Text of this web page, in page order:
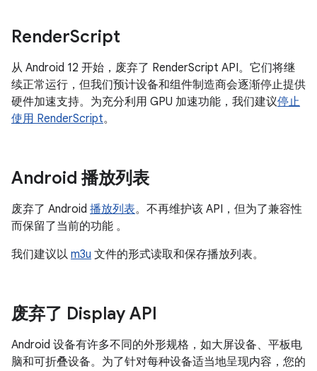
RenderScript
从 Android 12 开始，废弃了 RenderScript API。它们将继
续正常运行，但我们预计设备和组件制造商会逐渐停止提供
硬件加速支持。为充分利用 GPU 加速功能，我们建议停止
使用 RenderScript。
Android 播放列表
废弃了 Android 播放列表。不再维护该 API，但为了兼容性
而保留了当前的功能 。
我们建议以 m3u 文件的形式读取和保存播放列表。
废弃了 Display API
Android 设备有许多不同的外形规格，如大屏设备、平板电
脑和可折叠设备。为了针对每种设备适当地呈现内容，您的